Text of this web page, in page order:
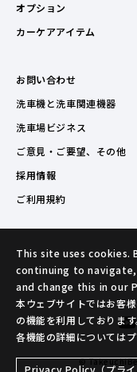
オプション
カーケアアイテム
お問い合わせ
洗車機と洗車関連機器
洗車場ビジネス
ご意見・ご要望、その他
採用情報
ご利用規約
©
This site uses
continuing to navigate,
and change this in our
本ウェブサイトではお客
の機能を利用しております
各機能の詳細については
Privacy Policy（プライ